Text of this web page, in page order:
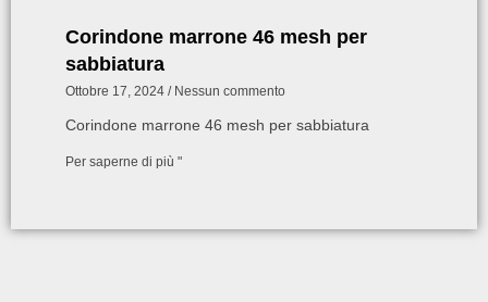
Corindone marrone 46 mesh per
sabbiatura
Ottobre 17, 2024 Nessun commento
Corindone marrone 46 mesh per sabbiatura
Per saperne di più "